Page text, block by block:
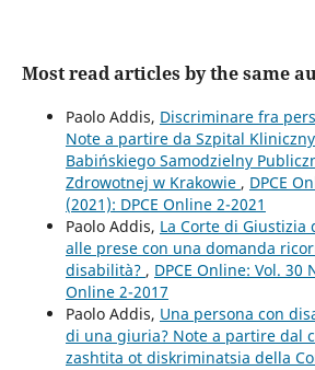
Most read articles by the same
Paolo Addis, Discriminare fra
Note a partire da Szpital
Babińskiego Samodzielny
Zdrowotnej w Krakowie , DPCE
(2021): DPCE Online 2-2021
Paolo Addis, La Corte di Giustizia
alle prese con una domanda
disabilità? , DPCE Online: Vol. 30
Online 2-2017
Paolo Addis, Una persona con
di una giuria? Note a partire dal
zashtita ot diskriminatsia della